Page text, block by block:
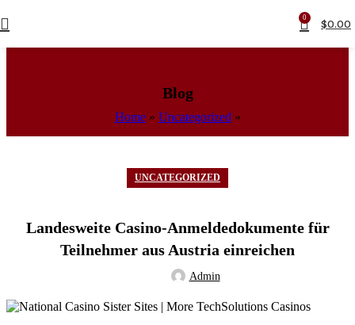
0 $0.00
Blog
Home» Uncategorized »
UNCATEGORIZED
Landesweite Casino-Anmeldedokumente für
Teilnehmer aus Austria einreichen
Admin